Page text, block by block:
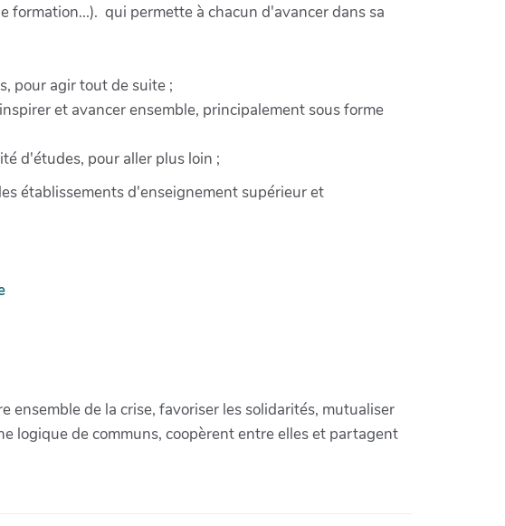
formation...). qui permette à chacun d'avancer dans sa
pour agir tout de suite ;
et avancer ensemble, principalement sous forme
d'études, pour aller plus loin ;
établissements d'enseignement supérieur et